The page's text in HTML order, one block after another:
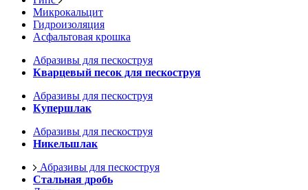
Микрокальцит
Гидроизоляция
Асфальтовая крошка
Абразивы для пескоструя
Кварцевый песок для пескоструя
Абразивы для пескоструя
Купершлак
Абразивы для пескоструя
Никельшлак
Абразивы для пескоструя
Стальная дробь